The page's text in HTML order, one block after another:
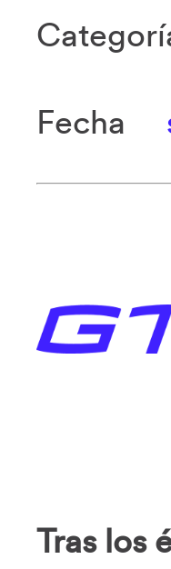
Fecha
Tras los